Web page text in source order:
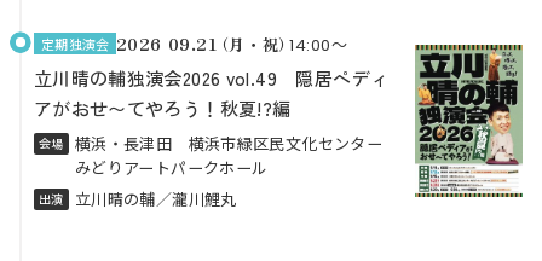
定期独演会 2026 09.21（月・祝）14:00〜
立川晴の輔独演会2026 vol.49 隠居ペディ
アがおせ〜てやろう！秋夏!?編
会場
横浜・長津田 横浜市緑区⺠⽂化センター
みどりアートパークホール
出演 ⽴川晴の輔／瀧川鯉丸